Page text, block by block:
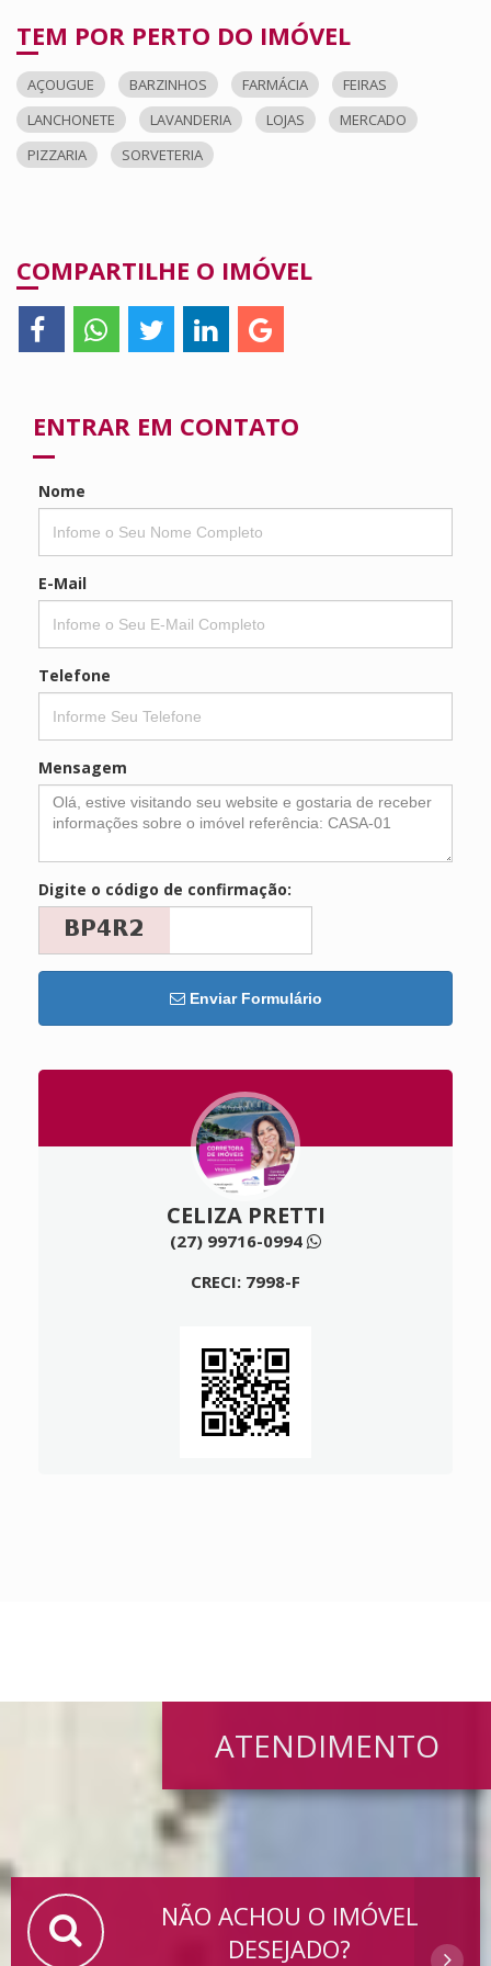
TEM POR PERTO DO IMÓVEL
AÇOUGUE BARZINHOS FARMÁCIA
FEIRAS
LANCHONETE
LAVANDERIA LOJAS
MERCADO
PIZZARIA
SORVETERIA
COMPARTILHE O IMÓVEL
ENTRAR EM CONTATO
Nome
E-Mail
Telefone
Mensagem
Digite o código de confirmação:
Enviar Formulário
CELIZA PRETTI
(27) 99716-0994
CRECI: 7998-F
ATENDIMENTO
NÃO ACHOU O IMÓVEL
DESEJADO?